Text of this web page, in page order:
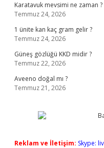
Karatavuk mevsimi ne zaman ?
Temmuz 24, 2026
1 ünite kan kaç gram gelir ?
Temmuz 24, 2026
Güneş gözlüğü KKD midir ?
Temmuz 22, 2026
Aveeno doğal mı ?
Temmuz 21, 2026
Reklam ve İletişim: Skype: